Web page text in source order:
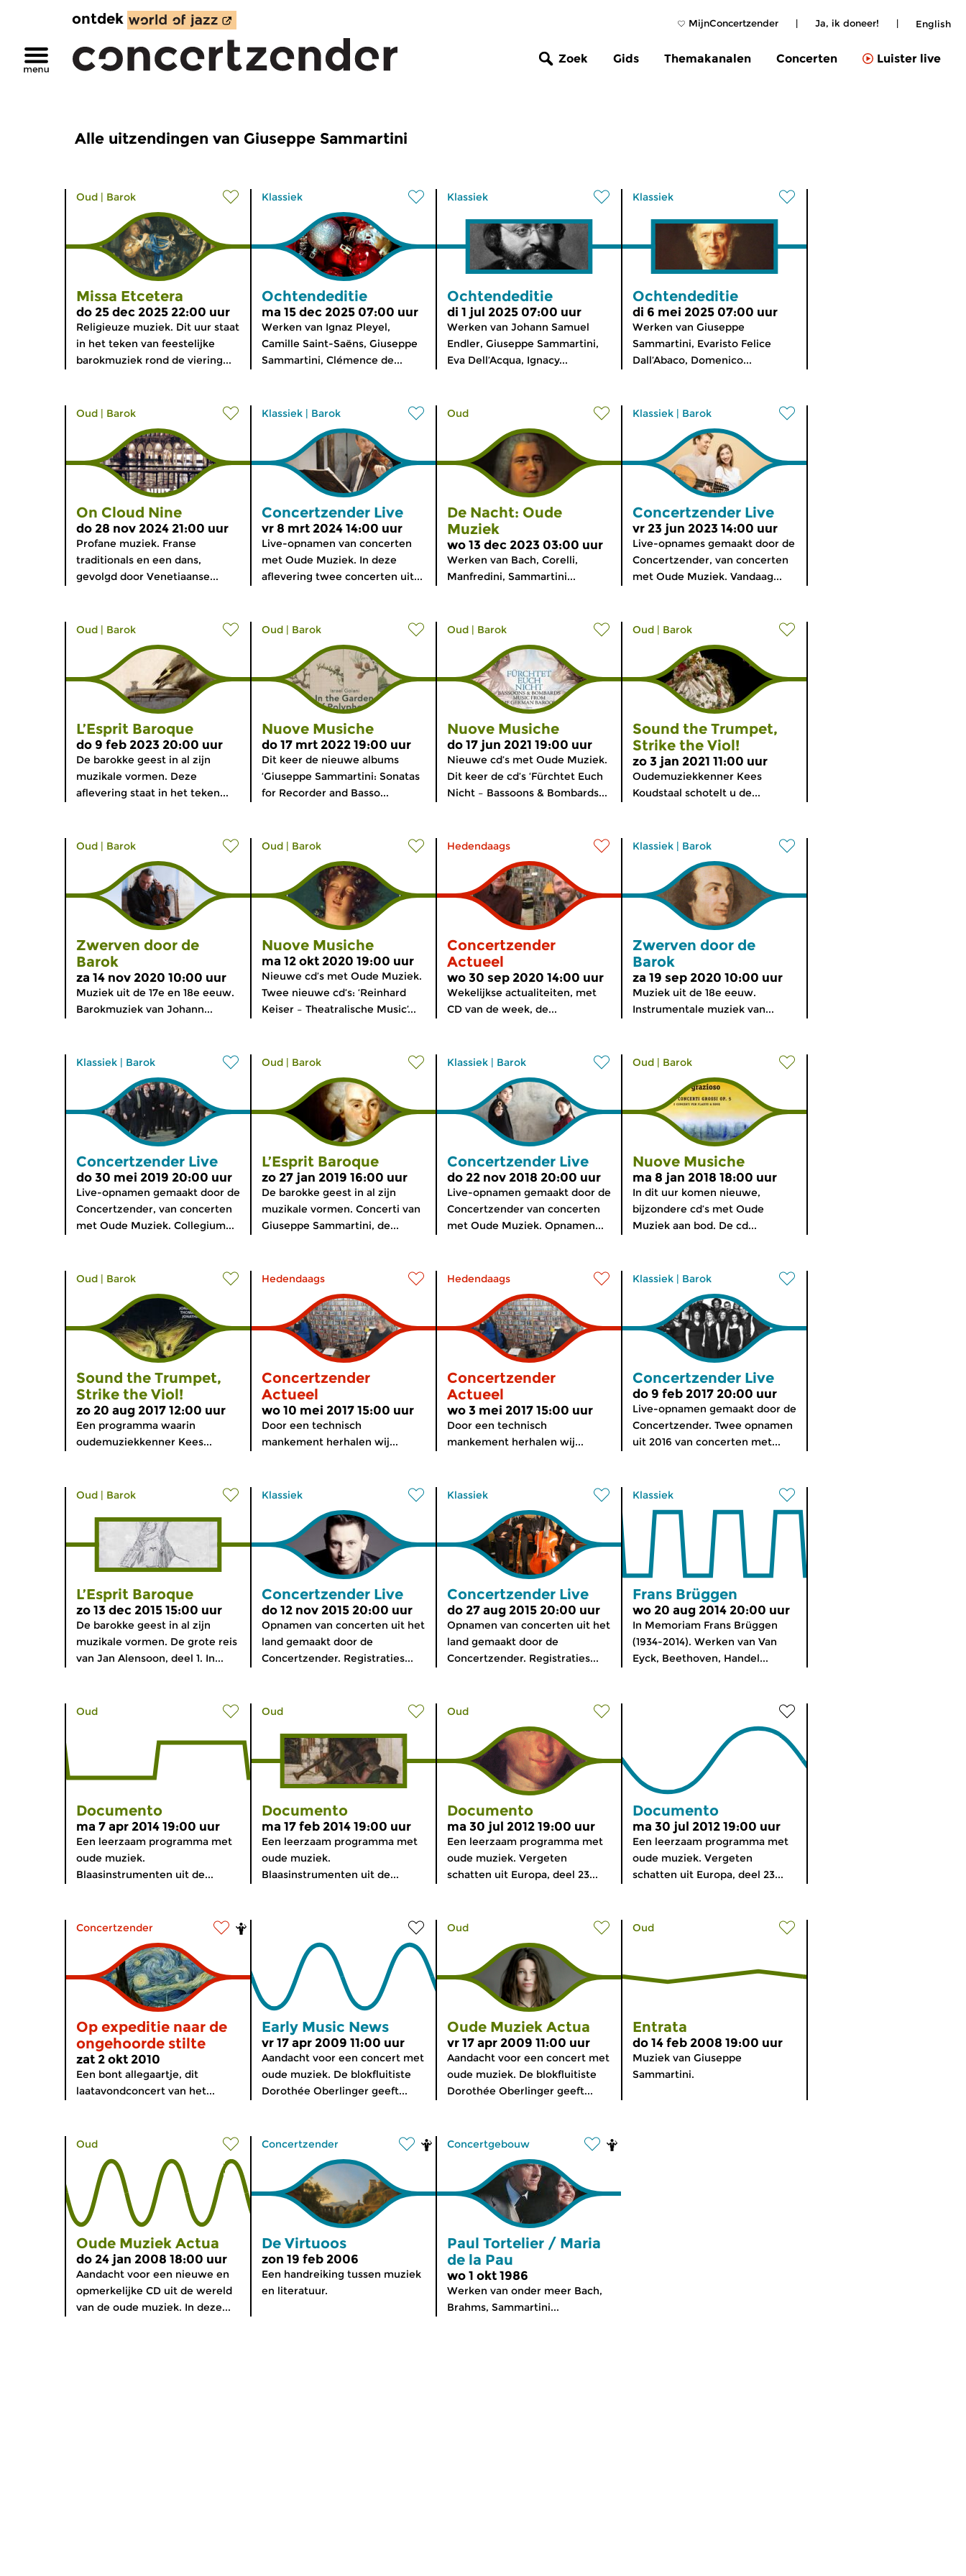
MijnConcertzender | Ja, ik doneer! | English
ontdek
Zoek Gids Themakanalen Concerten Luister live
Alle uitzendingen van Giuseppe Sammartini
Oud | Barok
Missa Etcetera
do 25 dec 2025 22:00 uur
Religieuze muziek. Dit uur staat
in het teken van feestelijke
barokmuziek rond de viering...
Klassiek
Ochtendeditie
ma 15 dec 2025 07:00 uur
Werken van Ignaz Pleyel,
Camille Saint-Saëns, Giuseppe
Sammartini, Clémence de...
Klassiek
Ochtendeditie
di 1 jul 2025 07:00 uur
Werken van Johann Samuel
Endler, Giuseppe Sammartini,
Eva Dell’Acqua, Ignacy...
Klassiek
Ochtendeditie
di 6 mei 2025 07:00 uur
Werken van Giuseppe
Sammartini, Evaristo Felice
Dall’Abaco, Domenico...
Oud | Barok
On Cloud Nine
do 28 nov 2024 21:00 uur
Profane muziek. Franse
traditionals en een dans,
gevolgd door Venetiaanse...
Klassiek | Barok
Concertzender Live
vr 8 mrt 2024 14:00 uur
Live-opnamen van concerten
met Oude Muziek. In deze
aflevering twee concerten uit...
Oud
De Nacht: Oude
Muziek
wo 13 dec 2023 03:00 uur
Werken van Bach, Corelli,
Manfredini, Sammartini...
Klassiek | Barok
Concertzender Live
vr 23 jun 2023 14:00 uur
Live-opnames gemaakt door de
Concertzender, van concerten
met Oude Muziek. Vandaag...
Oud | Barok
L’Esprit Baroque
do 9 feb 2023 20:00 uur
De barokke geest in al zijn
muzikale vormen. Deze
aflevering staat in het teken...
Oud | Barok
Nuove Musiche
do 17 mrt 2022 19:00 uur
Dit keer de nieuwe albums
‘Giuseppe Sammartini: Sonatas
for Recorder and Basso...
Oud | Barok
Nuove Musiche
do 17 jun 2021 19:00 uur
Nieuwe cd’s met Oude Muziek.
Dit keer de cd’s ‘Fürchtet Euch
Nicht – Bassoons & Bombards...
Oud | Barok
Sound the Trumpet,
Strike the Viol!
zo 3 jan 2021 11:00 uur
Oudemuziekkenner Kees
Koudstaal schotelt u de...
Oud | Barok
Zwerven door de
Barok
za 14 nov 2020 10:00 uur
Muziek uit de 17e en 18e eeuw.
Barokmuziek van Johann...
Oud | Barok
Nuove Musiche
ma 12 okt 2020 19:00 uur
Nieuwe cd’s met Oude Muziek.
Twee nieuwe cd’s: ‘Reinhard
Keiser – Theatralische Music’...
Hedendaags
Concertzender
Actueel
wo 30 sep 2020 14:00 uur
Wekelijkse actualiteiten, met
CD van de week, de...
Klassiek | Barok
Zwerven door de
Barok
za 19 sep 2020 10:00 uur
Muziek uit de 18e eeuw.
Instrumentale muziek van...
Klassiek | Barok
Concertzender Live
do 30 mei 2019 20:00 uur
Live-opnamen gemaakt door de
Concertzender, van concerten
met Oude Muziek. Collegium...
Oud | Barok
L’Esprit Baroque
zo 27 jan 2019 16:00 uur
De barokke geest in al zijn
muzikale vormen. Concerti van
Giuseppe Sammartini, de...
Klassiek | Barok
Concertzender Live
do 22 nov 2018 20:00 uur
Live-opnamen gemaakt door de
Concertzender van concerten
met Oude Muziek. Opnamen...
Oud | Barok
Nuove Musiche
ma 8 jan 2018 18:00 uur
In dit uur komen nieuwe,
bijzondere cd’s met Oude
Muziek aan bod. De cd...
Oud | Barok
Sound the Trumpet,
Strike the Viol!
zo 20 aug 2017 12:00 uur
Een programma waarin
oudemuziekkenner Kees...
Hedendaags
Concertzender
Actueel
wo 10 mei 2017 15:00 uur
Door een technisch
mankement herhalen wij...
Hedendaags
Concertzender
Actueel
wo 3 mei 2017 15:00 uur
Door een technisch
mankement herhalen wij...
Klassiek | Barok
Concertzender Live
do 9 feb 2017 20:00 uur
Live-opnamen gemaakt door de
Concertzender. Twee opnamen
uit 2016 van concerten met...
Oud | Barok
L’Esprit Baroque
zo 13 dec 2015 15:00 uur
De barokke geest in al zijn
muzikale vormen. De grote reis
van Jan Alensoon, deel 1. In...
Klassiek
Concertzender Live
do 12 nov 2015 20:00 uur
Opnamen van concerten uit het
land gemaakt door de
Concertzender. Registraties...
Klassiek
Concertzender Live
do 27 aug 2015 20:00 uur
Opnamen van concerten uit het
land gemaakt door de
Concertzender. Registraties...
Klassiek
Frans Brüggen
wo 20 aug 2014 20:00 uur
In Memoriam Frans Brüggen
(1934-2014). Werken van Van
Eyck, Beethoven, Handel...
Oud
Documento
ma 7 apr 2014 19:00 uur
Een leerzaam programma met
oude muziek.
Blaasinstrumenten uit de...
Oud
Documento
ma 17 feb 2014 19:00 uur
Een leerzaam programma met
oude muziek.
Blaasinstrumenten uit de...
Oud
Documento
ma 30 jul 2012 19:00 uur
Een leerzaam programma met
oude muziek. Vergeten
schatten uit Europa, deel 23...
Documento
ma 30 jul 2012 19:00 uur
Een leerzaam programma met
oude muziek. Vergeten
schatten uit Europa, deel 23...
Concertzender
Op expeditie naar de
ongehoorde stilte
zat 2 okt 2010
Een bont allegaartje, dit
laatavondconcert van het...
Early Music News
vr 17 apr 2009 11:00 uur
Aandacht voor een concert met
oude muziek. De blokfluitiste
Dorothée Oberlinger geeft...
Oud
Oude Muziek Actua
vr 17 apr 2009 11:00 uur
Aandacht voor een concert met
oude muziek. De blokfluitiste
Dorothée Oberlinger geeft...
Oud
Entrata
do 14 feb 2008 19:00 uur
Muziek van Giuseppe
Sammartini.
Oud
Oude Muziek Actua
do 24 jan 2008 18:00 uur
Aandacht voor een nieuwe en
opmerkelijke CD uit de wereld
van de oude muziek. In deze...
Concertzender
De Virtuoos
zon 19 feb 2006
Een handreiking tussen muziek
en literatuur.
Concertgebouw
Paul Tortelier / Maria
de la Pau
wo 1 okt 1986
Werken van onder meer Bach,
Brahms, Sammartini...